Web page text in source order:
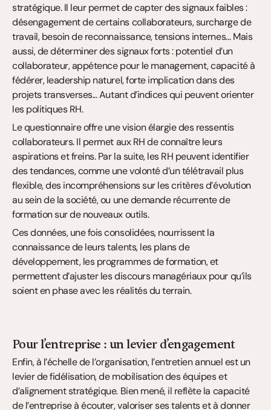
stratégique. Il leur permet de capter des signaux faibles :
désengagement de certains collaborateurs, surcharge de
travail, besoin de reconnaissance, tensions internes… Mais
aussi, de déterminer des signaux forts : potentiel d’un
collaborateur, appétence pour le management, capacité à
fédérer, leadership naturel, forte implication dans des
projets transverses... Autant d’indices qui peuvent orienter
les politiques RH.
Le questionnaire offre une vision élargie des ressentis
collaborateurs. Il permet aux RH de connaître leurs
aspirations et freins. Par la suite, les RH peuvent identifier
des tendances, comme une volonté d’un télétravail plus
flexible, des incompréhensions sur les critères d’évolution
au sein de la société, ou une demande récurrente de
formation sur de nouveaux outils.
Ces données, une fois consolidées, nourrissent la
connaissance de leurs talents, les plans de
développement, les programmes de formation, et
permettent d’ajuster les discours managériaux pour qu’ils
soient en phase avec les réalités du terrain.
Pour l’entreprise : un levier d’engagement
Enfin, à l’échelle de l’organisation, l’entretien annuel est un
levier de fidélisation, de mobilisation des équipes et
d’alignement stratégique. Bien mené, il reflète la capacité
de l’entreprise à écouter, valoriser ses talents et à donner